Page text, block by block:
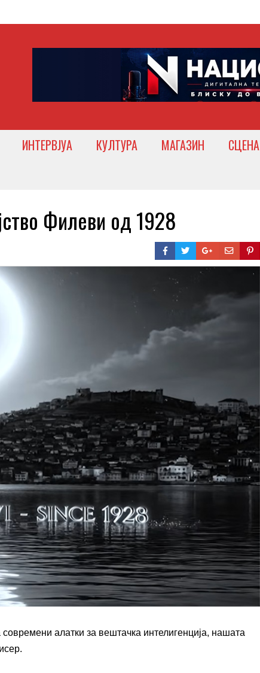
ИНТЕРВЈУА КУЛТУРА МАГАЗИН СЦЕНА
Филеви од 1928
алатки за вештачка интелигенција, нашата